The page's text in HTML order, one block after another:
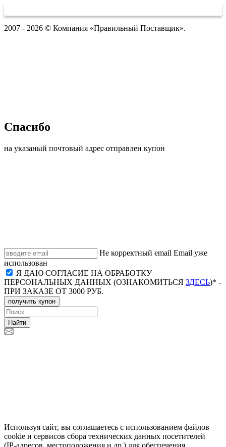
2007 - 2026 © Компания «Правильный Поставщик».
Спасибо
на указаный почтовый адрес отправлен купон
Не корректный email Email уже
использован
Я ДАЮ СОГЛАСИЕ НА ОБРАБОТКУ
ПЕРСОНАЛЬНЫХ ДАННЫХ (ОЗНАКОМИТЬСЯ ЗДЕСЬ)* -
ПРИ ЗАКАЗЕ ОТ 3000 РУБ.
получить купон
Найти
Используя сайт, вы соглашаетесь с использованием файлов
cookie и сервисов сбора технических данных посетителей